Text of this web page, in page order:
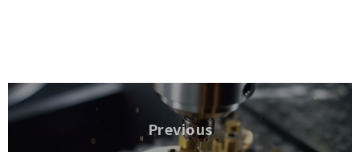
Beitragsnavigation
Previous
Previous